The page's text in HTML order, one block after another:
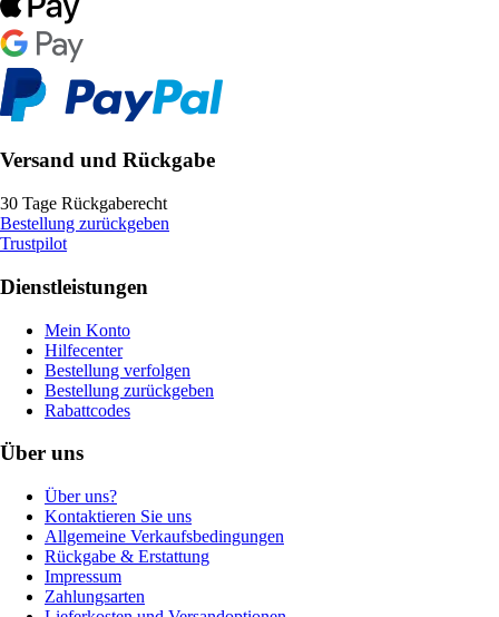
Versand und Rückgabe
30 Tage Rückgaberecht
Bestellung zurückgeben
Trustpilot
Dienstleistungen
Mein Konto
Hilfecenter
Bestellung verfolgen
Bestellung zurückgeben
Rabattcodes
Über uns
Über uns?
Kontaktieren Sie uns
Allgemeine Verkaufsbedingungen
Rückgabe & Erstattung
Impressum
Zahlungsarten